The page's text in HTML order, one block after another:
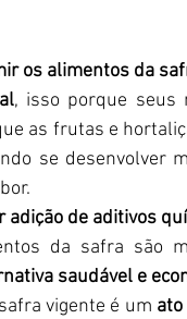
os alimentos da
, isso porque seus
as frutas e
se desenvolver
adição de aditivos
da safra são
saudável e
vigente é um